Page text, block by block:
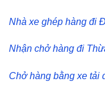
Nhà xe ghép hàng đi
Nhận chở hàng đi
Chở hàng bằng xe tải